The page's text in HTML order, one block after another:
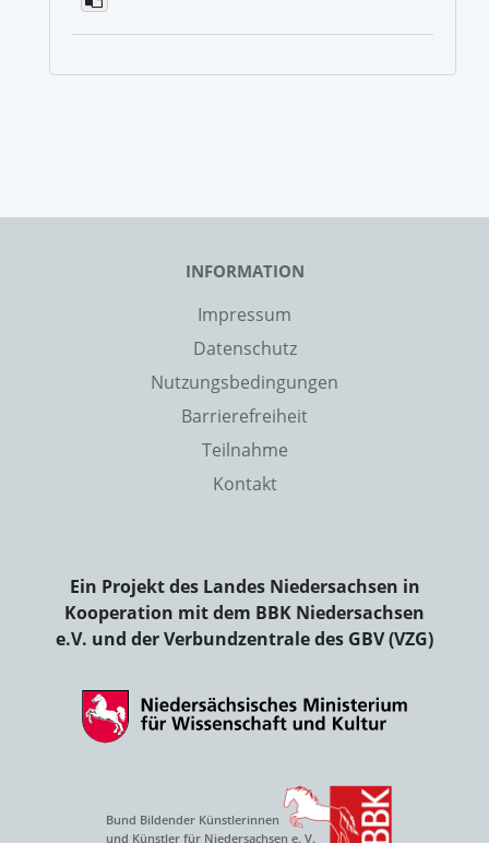
INFORMATION
Impressum
Datenschutz
Nutzungsbedingungen
Barrierefreiheit
Teilnahme
Kontakt
Ein Projekt des Landes Niedersachsen in
Kooperation mit dem BBK Niedersachsen
e.V. und der Verbundzentrale des GBV (VZG)
Bund Bildender Künstlerinnen
und Künstler für Niedersachsen e. V.